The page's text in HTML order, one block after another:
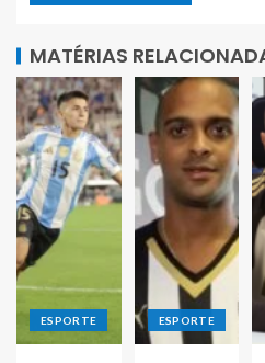
MATÉRIAS
ESPORTE ESPORTE